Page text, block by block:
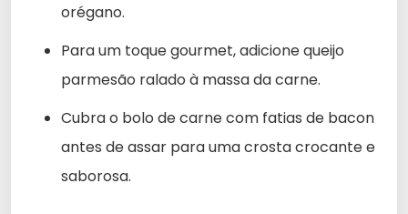
orégano.
Para um toque gourmet, adicione queijo
parmesão ralado à massa da carne.
Cubra o bolo de carne com fatias de bacon
antes de assar para uma crosta crocante e
saborosa.